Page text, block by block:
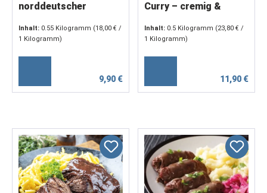
norddeutscher
Inhalt: 0.55 Kilogramm (18,00 € /
1 Kilogramm)
9,90 €
Curry – cremig &
Portionen, á 250 g
Inhalt: 0.5 Kilogramm (23,80 € /
1 Kilogramm)
11,90 €